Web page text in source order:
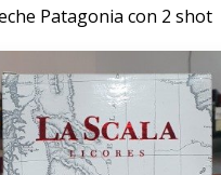
Patagonia con 2 shot